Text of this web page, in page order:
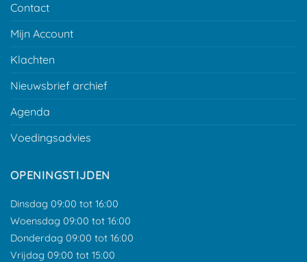
Contact
Mijn Account
Klachten
Nieuwsbrief archief
Agenda
Voedingsadvies
OPENINGSTIJDEN
Dinsdag 09:00 tot 16:00
Woensdag 09:00 tot 16:00
Donderdag 09:00 tot 16:00
Vrijdag 09:00 tot 15:00